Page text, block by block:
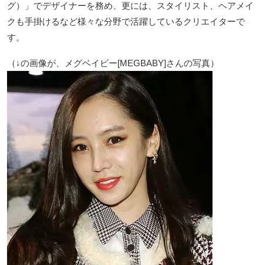
グ）」でデザイナーを務め、更には、スタイリスト、ヘアメイ
クも手掛けるなど様々な分野で活躍しているクリエイターで
す。
（↓の画像が、メグベイビー[MEGBABY]さんの写真）